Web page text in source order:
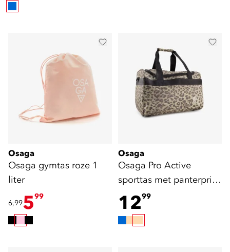
Osaga
Osaga gymtas roze 1
liter
6,99599
Osaga
Osaga Pro Active
sporttas met panterprint
26 liter
1299